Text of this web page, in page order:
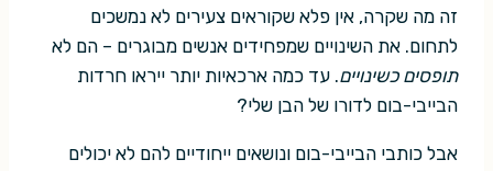
זה מה שקרה, אין פלא שקוראים צעירים לא נמשכים
לתחום. את השינויים שמפחידים אנשים מבוגרים – הם לא
תופסים כשינויים. עד כמה ארכאיות יותר ייראו חרדות
הבייבי-בום לדורו של הבן שלי?
אבל כותבי הבייבי-בום ונושאים ייחודיים להם לא יכולים